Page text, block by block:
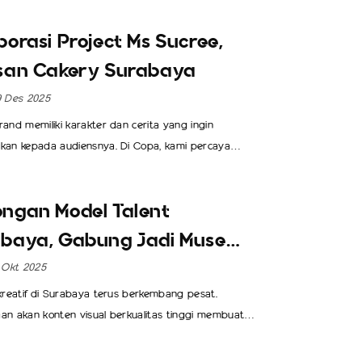
Project Ms Sucree,
Cakery Surabaya
Des 2025
memiliki karakter dan cerita yang ingin
kepada audiensnya. Di Copa, kami percaya
bagaimana sebuah brand hadir secara
pendekatan strategis dan kreatif, kami
brand dalam membangun identitas yang kuat,
lewat kolaborasi layanan foto produk dan
Model Talent
Gabung Jadi Muse
Partner (Copa)!
Okt 2025
di Surabaya terus berkembang pesat.
akan konten visual berkualitas tinggi membuat